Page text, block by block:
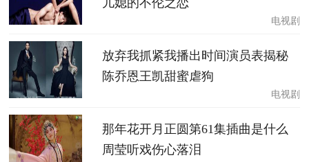
儿媳的不伦之恋
电视剧
放弃我抓紧我播出时间演员表揭秘
陈乔恩王凯甜蜜虐狗
电视剧
那年花开月正圆第61集插曲是什么
周莹听戏伤心落泪